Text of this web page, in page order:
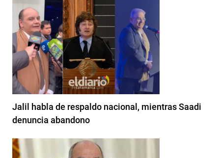
Jalil habla de respaldo nacional, mientras Saadi
denuncia abandono